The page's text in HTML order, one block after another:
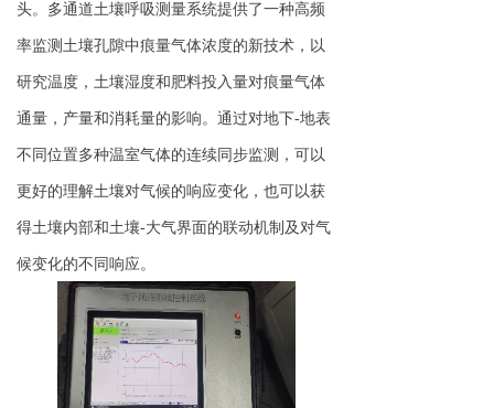
头。多通道土壤呼吸测量系统提供了一种高频
率监测土壤孔隙中痕量气体浓度的新技术，以
研究温度，土壤湿度和肥料投入量对痕量气体
通量，产量和消耗量的影响。通过对地下-地表
不同位置多种温室气体的连续同步监测，可以
更好的理解土壤对气候的响应变化，也可以获
得土壤内部和土壤-大气界面的联动机制及对气
候变化的不同响应。